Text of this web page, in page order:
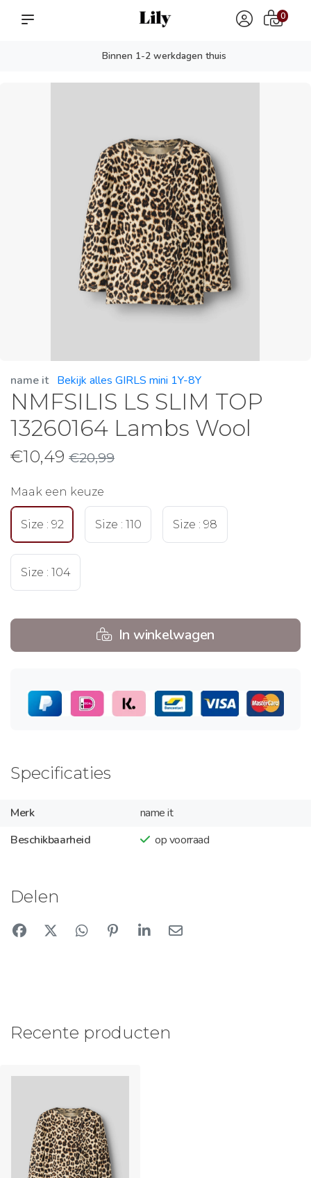
Binnen 1-2 werkdagen thuis
0
name it Bekijk alles GIRLS mini 1Y-8Y
NMFSILIS LS SLIM TOP
13260164 Lambs Wool
€10,49 €20,99
Maak een keuze
Size : 92 Size : 110 Size : 98
Size : 104
In winkelwagen
Specificaties
Merk
name it
Beschikbaarheid
op voorraad
Delen
Recente producten